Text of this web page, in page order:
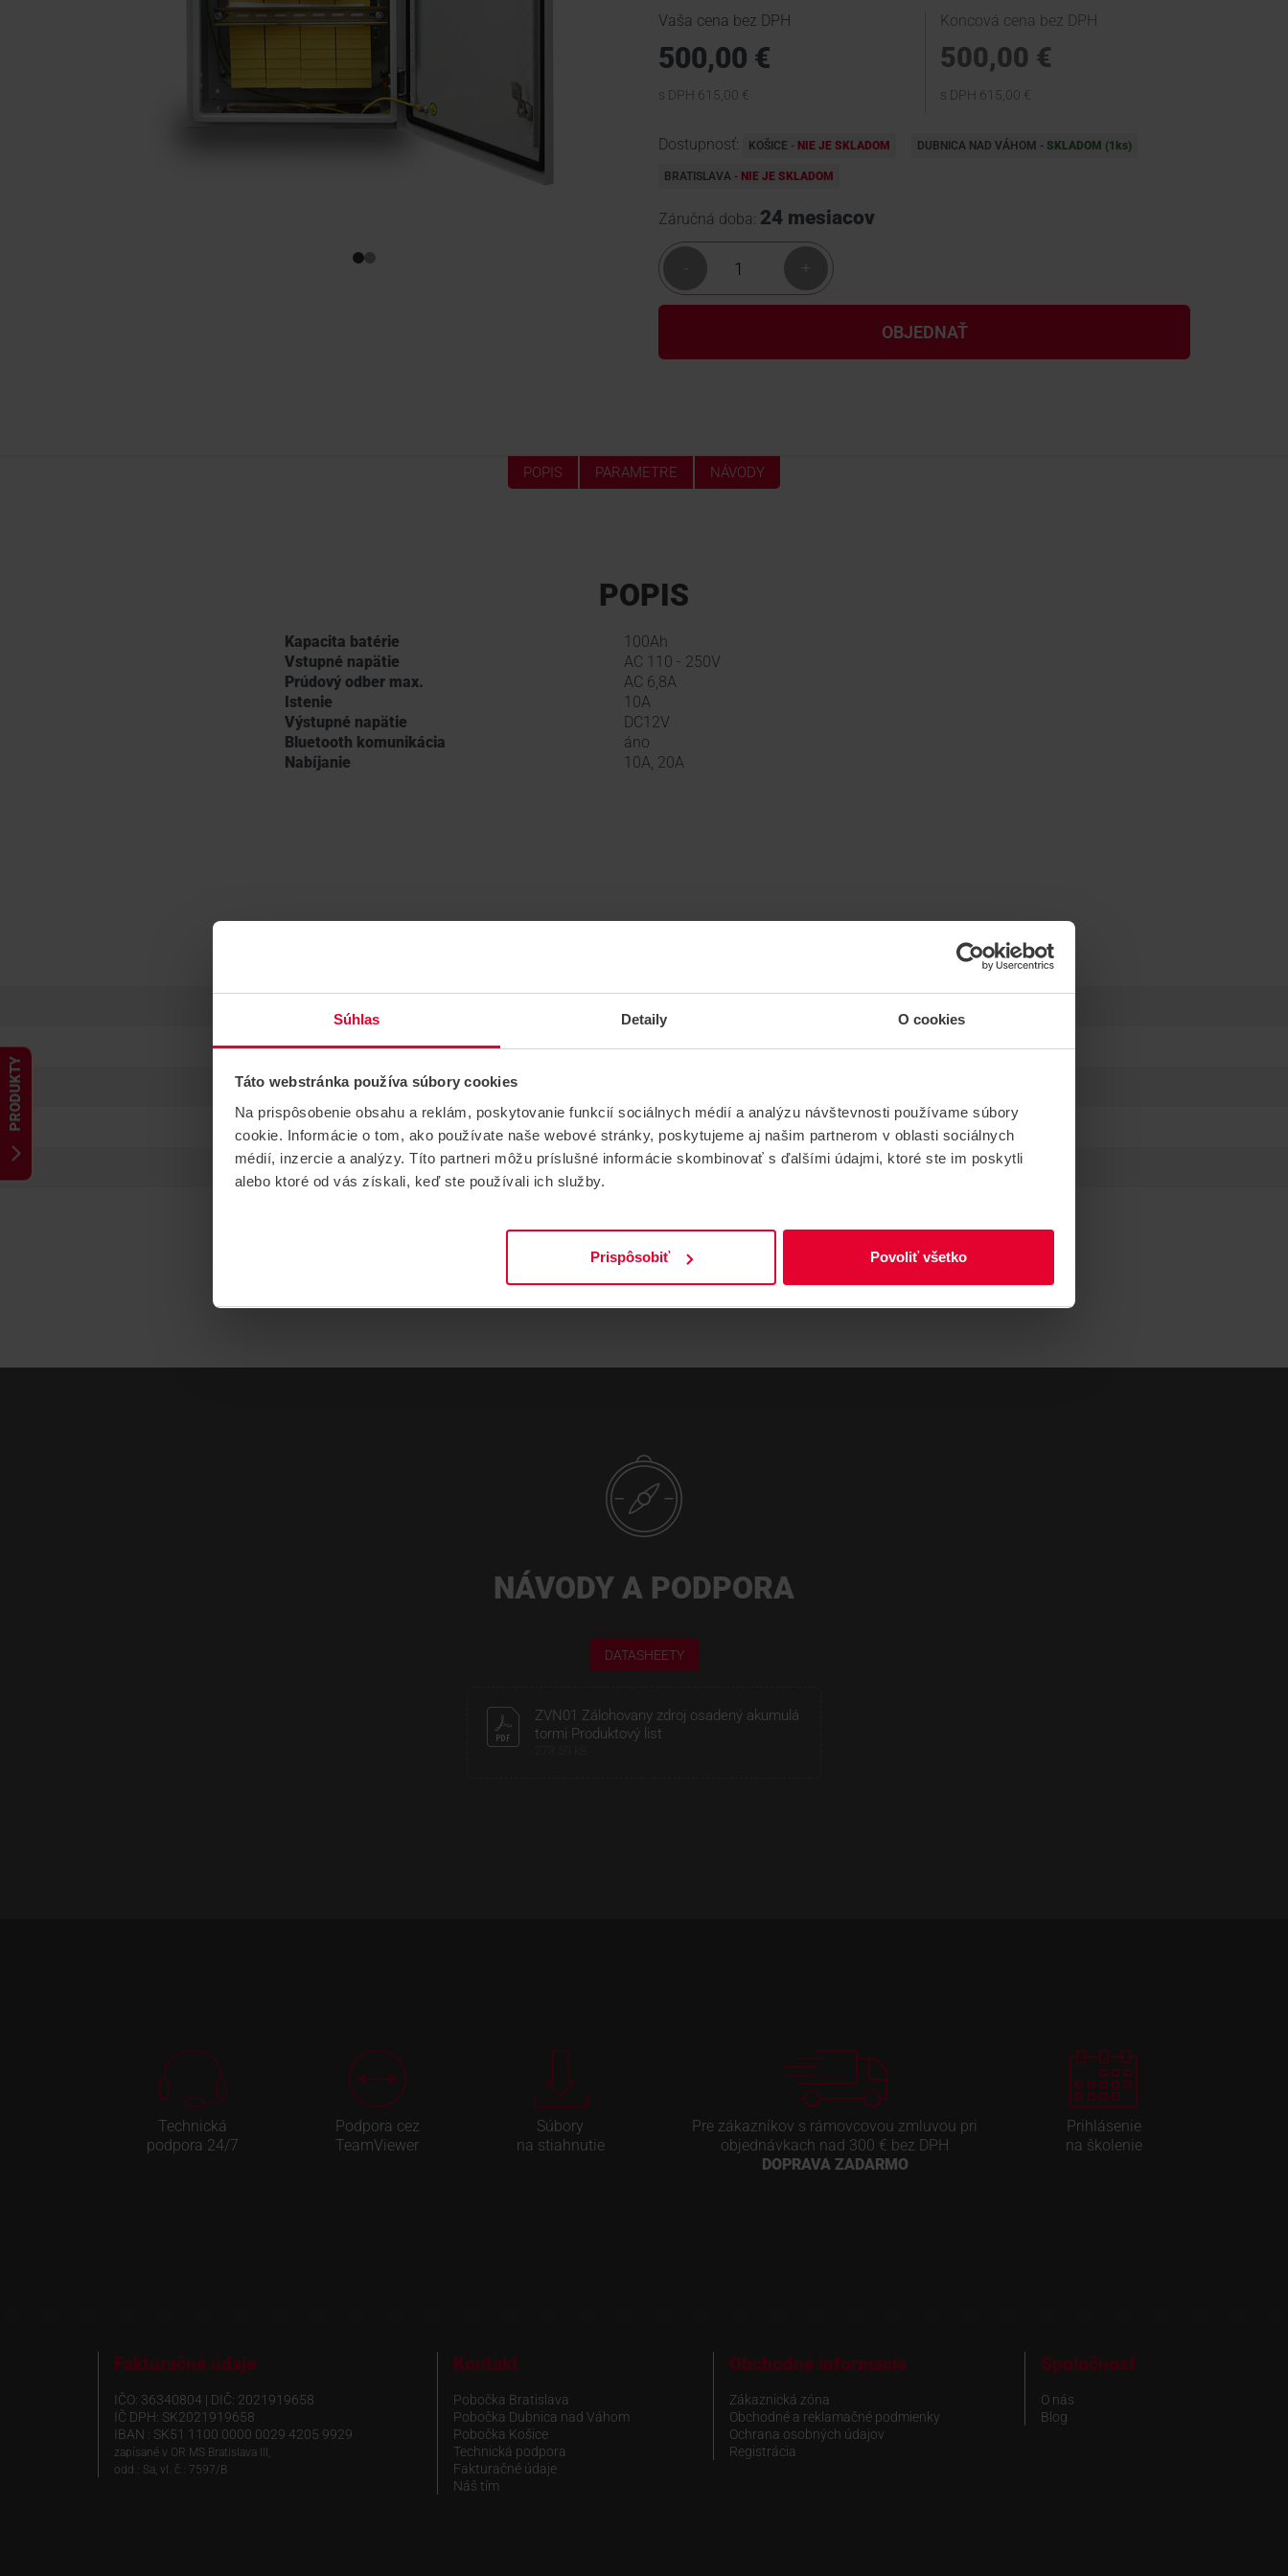
Súhlas Detaily O cookies
Táto webstránka používa súbory cookies
Na prispôsobenie obsahu a reklám, poskytovanie funkcií sociálnych médií a analýzu návštevnosti používame súbory
cookie. Informácie o tom, ako používate naše webové stránky, poskytujeme aj našim partnerom v oblasti sociálnych
médií, inzercie a analýzy. Títo partneri môžu príslušné informácie skombinovať s ďalšími údajmi, ktoré ste im poskytli
alebo ktoré od vás získali, keď ste používali ich služby.
Prispôsobiť Povoliť všetko
PRODUKTY
Vaša cena bez DPH
500,00 €
s DPH 615,00 €
Koncová cena bez DPH
500,00 €
s DPH 615,00 €
Dostupnosť: KOŠICE - NIE JE SKLADOM DUBNICA NAD VÁHOM - SKLADOM (1 ks)
BRATISLAVA - NIE JE SKLADOM
Záručná doba: 24 mesiacov
- +
OBJEDNAŤ
POPIS PARAMETRE NÁVODY
POPIS
Kapacita batérie
100Ah
Vstupné napätie
AC 110 - 250V
Prúdový odber max.
AC 6,8A
Istenie
10A
Výstupné napätie
DC12V
Bluetooth komunikácia
áno
Nabíjanie
10A, 20A
Skupina produktov ZDROJE/BATÉRIE
Výstupné napätie 12 V DC
Špecifická vlastnosť 100 Ah
NÁVODY A PODPORA
DATASHEETY
ZVN01 Zálohovany zdroj osadený akumulá
tormi Produktový list
Technická
podpora 24/7
Podpora cez
TeamViewer
Súbory
na stiahnutie
Pre zákazníkov s rámovcovou zmluvou pri
objednávkach nad 300 € bez DPH
DOPRAVA ZADARMO
Prihlásenie
na školenie
Fakturačné údaje
IČO: 36340804 | DIČ: 2021919658
IČ DPH: SK2021919658
IBAN : SK51 1100 0000 0029 4205 9929
zapísané v OR MS Bratislava III,
odd.: Sa, vl. č.: 7597/B
Kontakt
Pobočka Bratislava
Pobočka Dubnica nad Váhom
Pobočka Košice
Technická podpora
Fakturačné údaje
Náš tím
Obchodné informácie
Zákaznická zóna
Obchodné a reklamačné podmienky
Ochrana osobných údajov
Registrácia
Spoločnosť
O nás
Blog